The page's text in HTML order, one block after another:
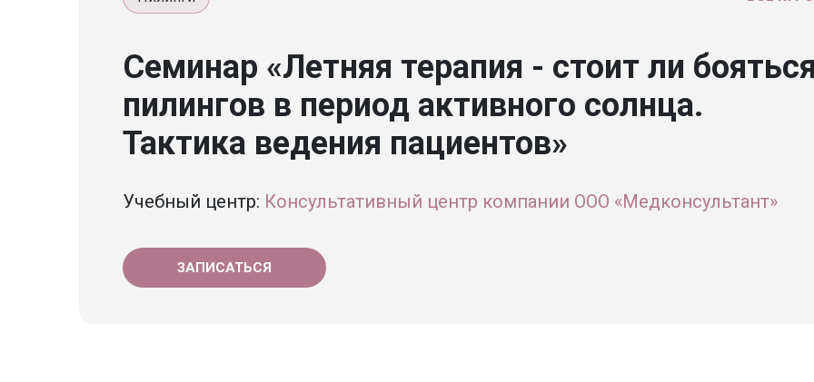
Семинар «Летняя терапия - стоит ли
пилингов в период активного солнца.
Тактика ведения пациентов»
Учебный центр: Консультативный центр компании ООО «Медконсультант»
ЗАПИСАТЬСЯ